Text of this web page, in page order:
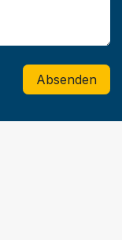
Absenden